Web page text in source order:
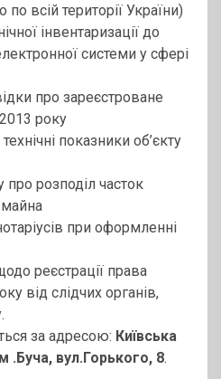
всій території України)
інвентаризації до
системи у сфері
про зареєстроване
року
показники об’єкту
розподіл часток
майна
при оформленні
реєстрації права
від слідчих органів,
за адресою: Київська
.Буча, вул.Горького, 8.